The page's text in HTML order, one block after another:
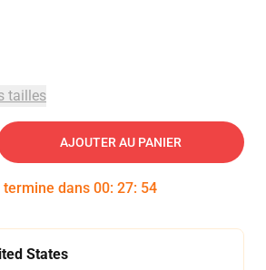
tailles
AJOUTER AU PANIER
termine dans 00: 27: 54
States